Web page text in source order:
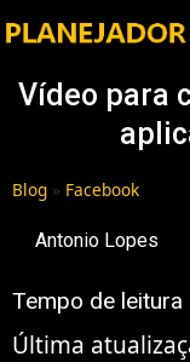
Vídeo para
Blog » Facebook
Antonio Lopes
Tempo de leitura
Última